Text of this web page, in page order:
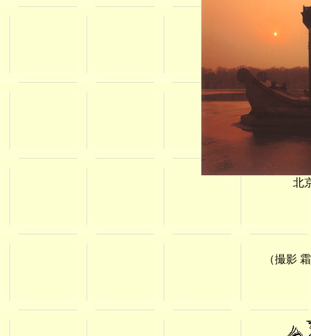
北京の頤
（撮影 霜田